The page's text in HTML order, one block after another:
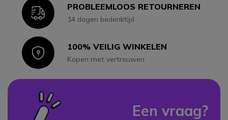
IconPROBLEEMLOOS RETOURNEREN
14 dagen bedenktijd
Icon100% VEILIG WINKELEN
Kopen met vertrouwen
Een vraag?